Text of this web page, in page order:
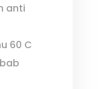
anti
60 C